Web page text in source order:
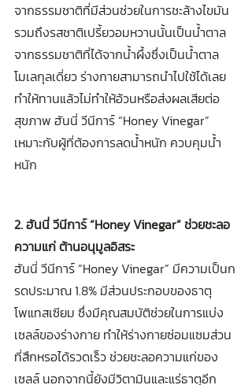
จากธรรมชาติที่มีส่วนช่วยในการชะล้างไขมัน
รวมถึงรสชาติเปรี้ยวอมหวานนั้นเป็นน้ำตาล
จากธรรมชาติที่ได้จากน้ำผึ้งซึ่งเป็นน้ำตาล
โมเลกุลเดี่ยว ร่างกายสามารถนำไปใช้ได้เลย
ทำให้ทานแล้วไม่ทำให้อ้วนหรือส่งผลเสียต่อ
สุขภาพ ฮันนี่ วีนีการ์ “Honey Vinegar”
เหมาะกับผู้ที่ต้องการลดน้ำหนัก ควบคุมน้ำ
หนัก
2. ฮันนี่ วีนีการ์ “Honey Vinegar” ช่วยชะลอ
ความแก่ ต้านอนุมูลอิสระ
ฮันนี่ วีนีการ์ “Honey Vinegar” มีความเป็นก
รดประมาณ 1.8% มีส่วนประกอบของธาตุ
โพแทสเซียม ซึ่งมีคุณสมบัติช่วยในการแบ่ง
เซลล์ของร่างกาย ทำให้ร่างกายซ่อมแซมส่วน
ที่สึกหรอได้รวดเร็ว ช่วยชะลอความแก่ของ
เซลล์ นอกจากนี้ยังมีวิตามินและแร่ธาตุอีก